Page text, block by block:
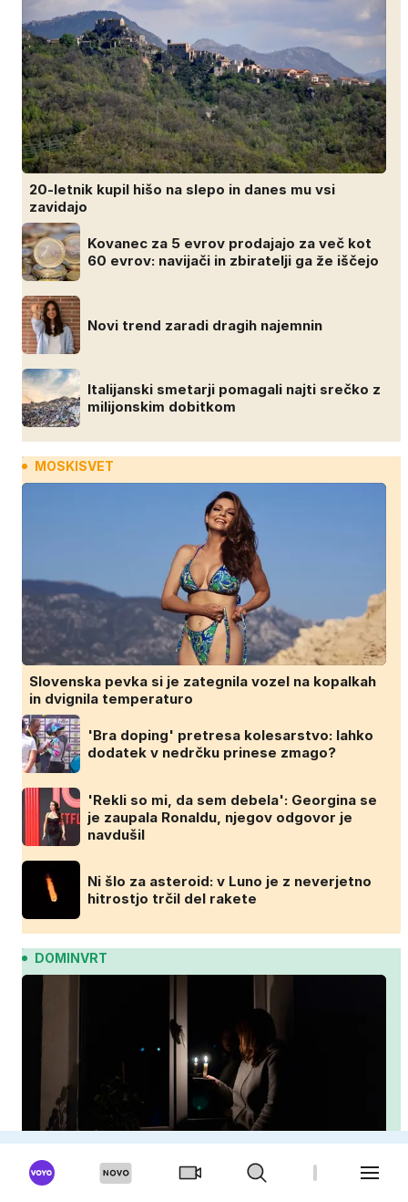
20-letnik kupil hišo na slepo in danes mu vsi
zavidajo
Kovanec za 5 evrov prodajajo za več kot
60 evrov: navijači in zbiratelji ga že iščejo
Novi trend zaradi dragih najemnin
Italijanski smetarji pomagali najti srečko z
milijonskim dobitkom
MOSKISVET
Slovenska pevka si je zategnila vozel na kopalkah
in dvignila temperaturo
'Bra doping' pretresa kolesarstvo: lahko
dodatek v nedrčku prinese zmago?
'Rekli so mi, da sem debela': Georgina se
je zaupala Ronaldu, njegov odgovor je
navdušil
Ni šlo za asteroid: v Luno je z neverjetno
hitrostjo trčil del rakete
DOMINVRT
Izpad elektrike: kaj storiti, da zaščitite dom,
hrano in elektronske naprave